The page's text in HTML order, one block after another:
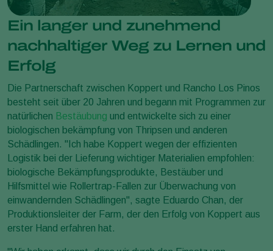
Ein langer und zunehmend
nachhaltiger Weg zu Lernen und
Erfolg
Die Partnerschaft zwischen Koppert und Rancho Los Pinos
besteht seit über 20 Jahren und begann mit Programmen zur
natürlichen Bestäubung und entwickelte sich zu einer
biologischen bekämpfung von Thripsen und anderen
Schädlingen. "Ich habe Koppert wegen der effizienten
Logistik bei der Lieferung wichtiger Materialien empfohlen:
biologische Bekämpfungsprodukte, Bestäuber und
Hilfsmittel wie Rollertrap-Fallen zur Überwachung von
einwandernden Schädlingen", sagte Eduardo Chan, der
Produktionsleiter der Farm, der den Erfolg von Koppert aus
erster Hand erfahren hat.